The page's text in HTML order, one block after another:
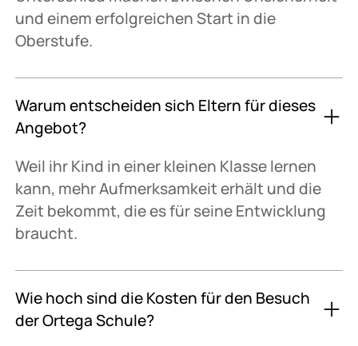
und einem erfolgreichen Start in die
Oberstufe.
Warum entscheiden sich Eltern für dieses
Angebot?
Weil ihr Kind in einer kleinen Klasse lernen
kann, mehr Aufmerksamkeit erhält und die
Zeit bekommt, die es für seine Entwicklung
braucht.
Wie hoch sind die Kosten für den Besuch
der Ortega Schule?